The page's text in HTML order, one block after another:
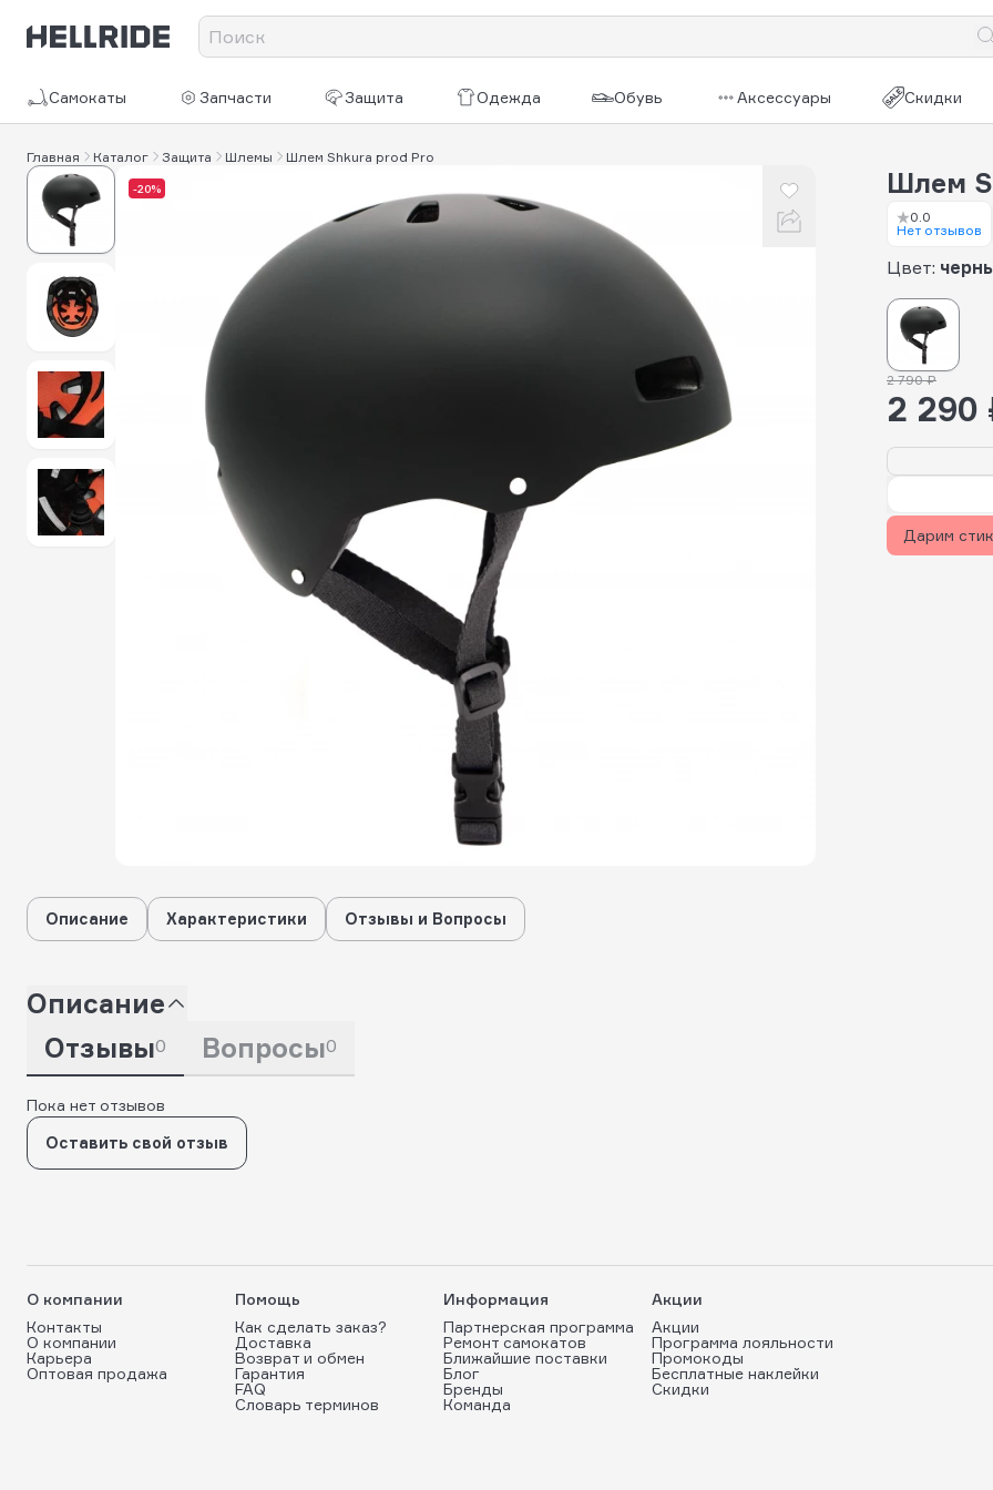
Самокаты Запчасти Защита Одежда Обувь Аксессуары Скидки
Главная Каталог Защита Шлемы Шлем Shkura prod Pro
-20% Шлем
0.0
Нет отзывов
Цвет:
2 790 ₽
2 290
Дарим
Описание Характеристики Отзывы и Вопросы
Описание
Отзывы0 Вопросы0
Пока нет отзывов
Оставить свой отзыв
О компании
Контакты
О компании
Карьера
Оптовая продажа
Помощь
Как сделать заказ?
Доставка
Возврат и обмен
Гарантия
FAQ
Словарь терминов
Информация
Партнерская программа
Ремонт самокатов
Ближайшие поставки
Блог
Бренды
Команда
Акции
Акции
Программа лояльности
Промокоды
Бесплатные наклейки
Скидки